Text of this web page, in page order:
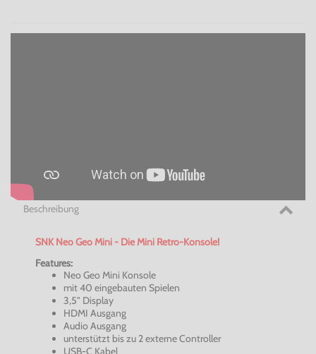
Beschreibung
SNK Neo Geo Mini - Die Mini Retro-Konsole!
Features:
Neo Geo Mini Konsole
mit 40 eingebauten Spielen
3,5" Display
HDMI Ausgang
Audio Ausgang
unterstützt bis zu 2 externe Controller
USB-C Kabel